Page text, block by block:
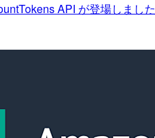
API が登場しました